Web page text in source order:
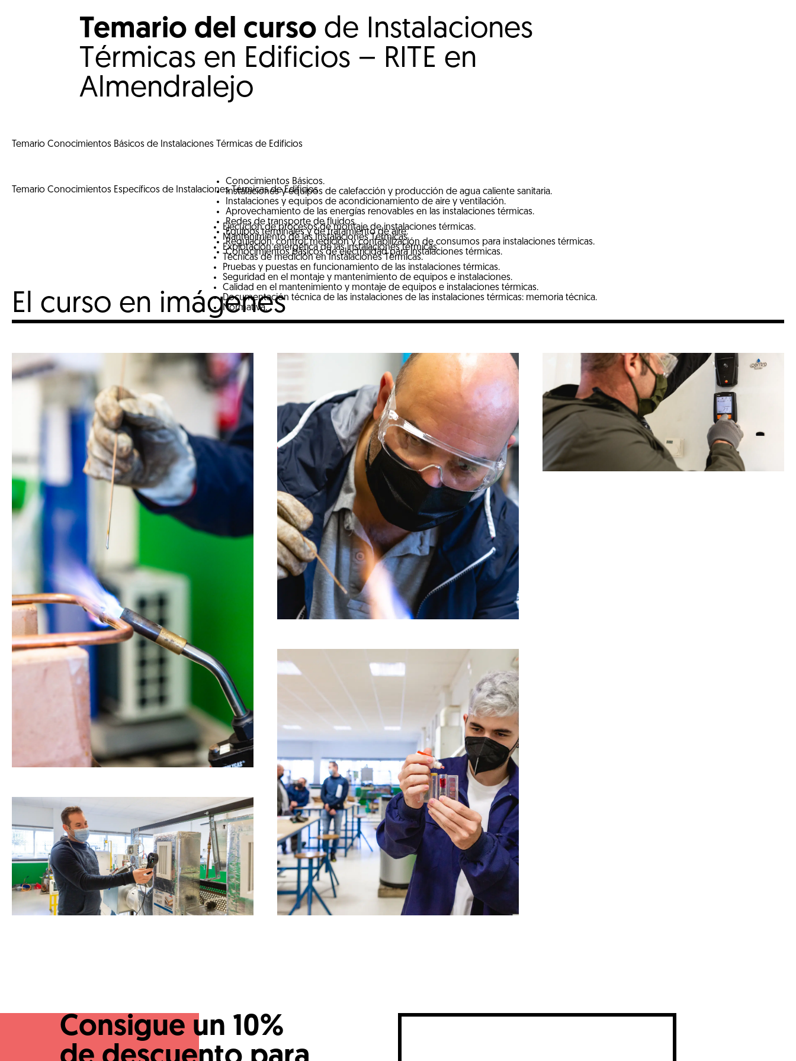
Temario del curso de Instalaciones
Térmicas en Edificios – RITE en
Almendralejo
Temario Conocimientos Básicos de Instalaciones Térmicas de Edificios
Conocimientos Básicos.
Instalaciones y equipos de calefacción y producción de agua caliente sanitaria.
Instalaciones y equipos de acondicionamiento de aire y ventilación.
Aprovechamiento de las energías renovables en las instalaciones térmicas.
Redes de transporte de fluidos.
Equipos terminales y de tratamiento de aire.
Regulación, control, medición y contabilización de consumos para instalaciones térmicas.
Conocimientos básicos de electricidad para instalaciones térmicas.
Temario Conocimientos Específicos de Instalaciones Térmicas de Edificios
Ejecución de procesos de montaje de instalaciones térmicas.
Mantenimiento de las Instalaciones Térmicas.
Explotación energética de las instalaciones térmicas.
Técnicas de medición en Instalaciones Térmicas.
Pruebas y puestas en funcionamiento de las instalaciones térmicas.
Seguridad en el montaje y mantenimiento de equipos e instalaciones.
Calidad en el mantenimiento y montaje de equipos e instalaciones térmicas.
Documentación técnica de las instalaciones de las instalaciones térmicas: memoria técnica.
Normativa.
El curso en imágenes
Consigue un 10%